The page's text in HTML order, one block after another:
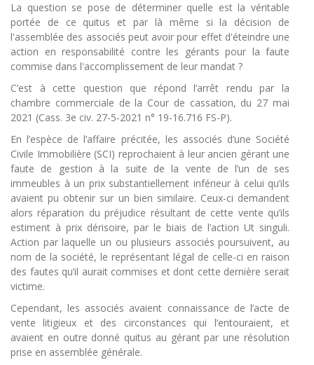
La question se pose de déterminer quelle est la véritable
portée de ce quitus et par là même si la décision de
l'assemblée des associés peut avoir pour effet d'éteindre une
action en responsabilité contre les gérants pour la faute
commise dans l'accomplissement de leur mandat ?
C’est à cette question que répond l’arrêt rendu par la
chambre commerciale de la Cour de cassation, du 27 mai
2021 (Cass. 3e civ. 27-5-2021 n° 19-16.716 FS-P).
En l’espèce de l’affaire précitée, les associés d’une Société
Civile Immobilière (SCI) reprochaient à leur ancien gérant une
faute de gestion à la suite de la vente de l’un de ses
immeubles à un prix substantiellement inférieur à celui qu’ils
avaient pu obtenir sur un bien similaire. Ceux-ci demandent
alors réparation du préjudice résultant de cette vente qu’ils
estiment à prix dérisoire, par le biais de l’action Ut singuli.
Action par laquelle un ou plusieurs associés poursuivent, au
nom de la société, le représentant légal de celle-ci en raison
des fautes qu’il aurait commises et dont cette dernière serait
victime.
Cependant, les associés avaient connaissance de l’acte de
vente litigieux et des circonstances qui l’entouraient, et
avaient en outre donné quitus au gérant par une résolution
prise en assemblée générale.